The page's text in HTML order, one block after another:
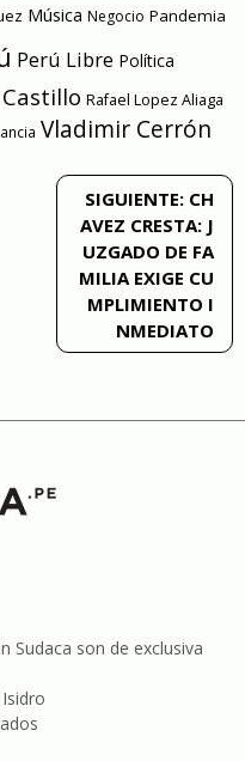
Música Negocio Pandemia
Perú Libre Política
Rafael Lopez Aliaga
Vladimir Cerrón
SIGUIENTE: CH
AVEZ CRESTA: J
UZGADO DE FA
MILIA EXIGE CU
MPLIMIENTO I
NMEDIATO
Sudaca son de exclusiva